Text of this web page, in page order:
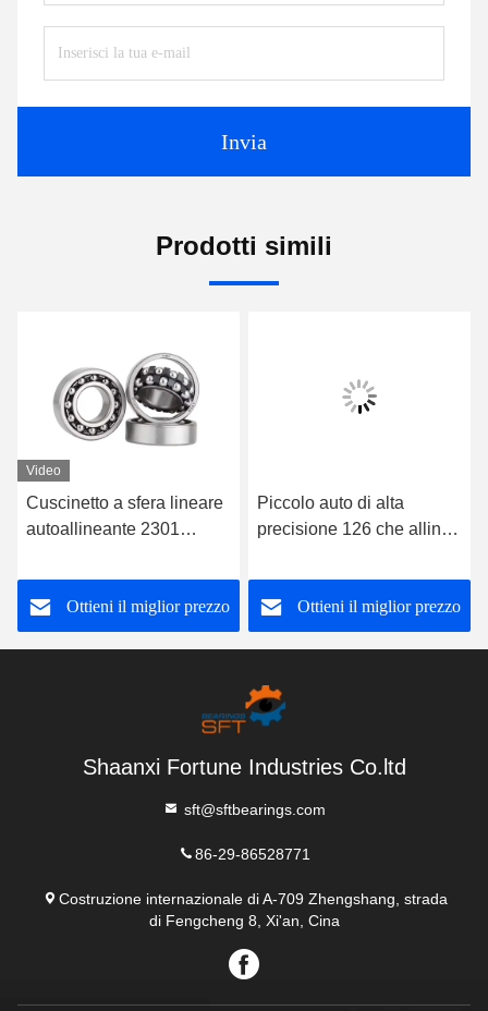
Invia
Prodotti simili
Video
Cuscinetto a sfera lineare
autoallineante 2301
con sigilli OPEN 2RS Tipo
Ottieni il miglior prezzo
Piccolo auto di alta
precisione 126 che allinea
6x19x6 millimetro
Ottieni il miglior prezzo
Shaanxi Fortune Industries Co.ltd
sft@sftbearings.com
86-29-86528771
Costruzione internazionale di A-709 Zhengshang, strada
di Fengcheng 8, Xi'an, Cina